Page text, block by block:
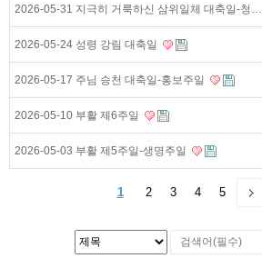
2026-05-31 지극히 거룩하신 삼위일체 대축일-청…
2026-05-24 성령 강림 대축일
2026-05-17 주님 승천 대축일-홍보주일
2026-05-10 부활 제6주일
2026-05-03 부활 제5주일-생명주일
1 2 3 4 5